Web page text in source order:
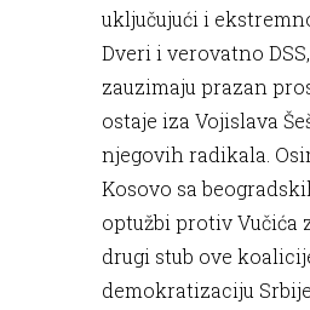
uključujući i
Dveri i verovatno
zauzimaju prazan
ostaje iza Vojislava
njegovih radikala.
Kosovo sa
optužbi protiv Vučića
drugi stub ove
demokratizaciju